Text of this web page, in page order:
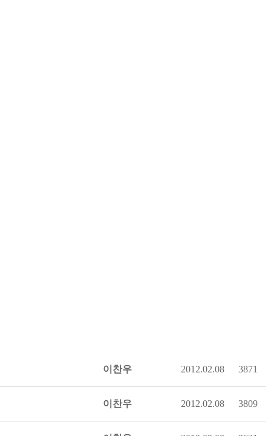
이찬우 2012.02.08 3871
이찬우 2012.02.08 3809